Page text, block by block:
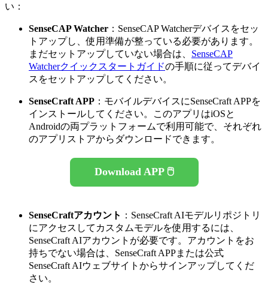
い：
SenseCAP Watcher ：SenseCAP Watcherデバイスをセッ
トアップし、使用準備が整っている必要があります。
まだセットアップしていない場合は、 SenseCAP
Watcherクイックスタートガイドの手順に従ってデバイ
スをセットアップしてください。
SenseCraft APP ：モバイルデバイスにSenseCraft APPを
インストールしてください。このアプリはiOSと
Androidの両プラットフォームで利用可能で、それぞれ
のアプリストアからダウンロードできます。
Download APP 🖱️
SenseCraftアカウント ：SenseCraft AIモデルリポジトリ
にアクセスしてカスタムモデルを使用するには、
SenseCraft AIアカウントが必要です。アカウントをお
持ちでない場合は、SenseCraft APPまたは公式
SenseCraft AIウェブサイトからサインアップしてくだ
さい。